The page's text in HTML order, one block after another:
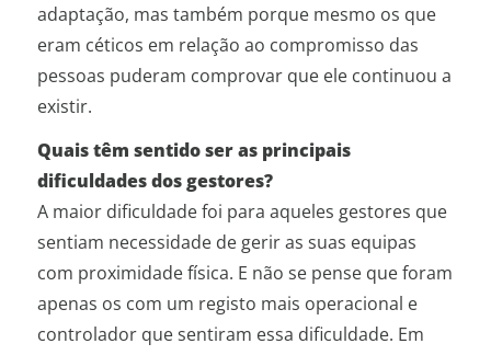
adaptação, mas também porque mesmo os que
eram céticos em relação ao compromisso das
pessoas puderam comprovar que ele continuou a
existir.
Quais têm sentido ser as principais
dificuldades dos gestores?
A maior dificuldade foi para aqueles gestores que
sentiam necessidade de gerir as suas equipas
com proximidade física. E não se pense que foram
apenas os com um registo mais operacional e
controlador que sentiram essa dificuldade. Em